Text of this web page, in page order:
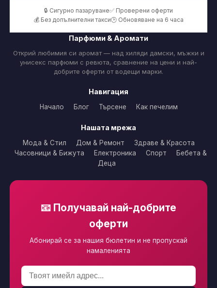
🔒 Сигурно пазаруване✅ Проверени оферти
💰 Без допълнителни такси🕒 Обновяване на 6 часа
Парфюми & Аромати
Открий любимия си аромат — над хиляди дамски, мъжки и
унисекс парфюми с ревюта, сравнение на цени и най-
добрите оферти от водещи марки.
Навигация
Начало Блог Търсене Как печелим
Нашата мрежа
Мода & Стил Дом & Ремонт
Здраве & Красота
Часовници & Бижута
Електроника Спорт
Бебета &
Деца
📧 Получавай най-добрите
оферти
Абонирай се за нашия бюлетин и не пропускай
намаленията